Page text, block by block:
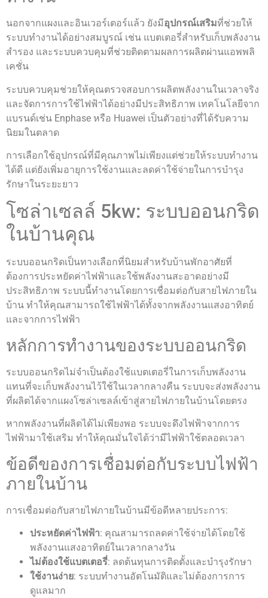
นอกจากแผงและอินเวอร์เตอร์แล้ว ยังมีอุปกรณ์เสริมที่ช่วยให้
ระบบทำงานได้อย่างสมบูรณ์ เช่น แบตเตอรี่สำหรับเก็บพลังงาน
สำรอง และระบบควบคุมที่ช่วยติดตามผลการผลิตผ่านแอพพลิ
เคชั่น
ระบบควบคุมช่วยให้คุณตรวจสอบการผลิตพลังงานในเวลาจริง
และจัดการการใช้ไฟฟ้าได้อย่างมีประสิทธิภาพ เทคโนโลยีจาก
แบรนด์เช่น Enphase หรือ Huawei เป็นตัวอย่างที่ได้รับความ
นิยมในตลาด
การเลือกใช้อุปกรณ์ที่มีคุณภาพไม่เพียงแต่ช่วยให้ระบบทำงาน
ได้ดี แต่ยังเพิ่มอายุการใช้งานและลดค่าใช้จ่ายในการบำรุง
รักษาในระยะยาว
โซล่าเซลล์ 5kw: ระบบออนกริด
ในบ้านคุณ
ระบบออนกริดเป็นทางเลือกที่นิยมสำหรับบ้านพักอาศัยที่
ต้องการประหยัดค่าไฟฟ้าและใช้พลังงานสะอาดอย่างมี
ประสิทธิภาพ ระบบนี้ทำงานโดยการเชื่อมต่อกับสายไฟภายใน
บ้าน ทำให้คุณสามารถใช้ไฟฟ้าได้ทั้งจากพลังงานแสงอาทิตย์
และจากการไฟฟ้า
หลักการทำงานของระบบออนกริด
ระบบออนกริดไม่จำเป็นต้องใช้แบตเตอรี่ในการเก็บพลังงาน
แทนที่จะเก็บพลังงานไว้ใช้ในเวลากลางคืน ระบบจะส่งพลังงาน
ที่ผลิตได้จากแผงโซล่าเซลล์เข้าสู่สายไฟภายในบ้านโดยตรง
หากพลังงานที่ผลิตได้ไม่เพียงพอ ระบบจะดึงไฟฟ้าจากการ
ไฟฟ้ามาใช้เสริม ทำให้คุณมั่นใจได้ว่ามีไฟฟ้าใช้ตลอดเวลา
ข้อดีของการเชื่อมต่อกับระบบไฟฟ้า
ภายในบ้าน
การเชื่อมต่อกับสายไฟภายในบ้านมีข้อดีหลายประการ:
ประหยัดค่าไฟฟ้า: คุณสามารถลดค่าใช้จ่ายได้โดยใช้
พลังงานแสงอาทิตย์ในเวลากลางวัน
ไม่ต้องใช้แบตเตอรี่: ลดต้นทุนการติดตั้งและบำรุงรักษา
ใช้งานง่าย: ระบบทำงานอัตโนมัติและไม่ต้องการการ
ดูแลมาก